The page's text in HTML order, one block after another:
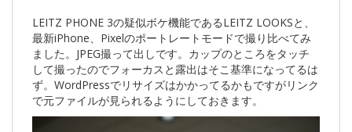
LEITZ PHONE 3の疑似ボケ機能であるLEITZ LOOKSと、
最新iPhone、Pixelのポートレートモードで撮り比べてみ
ました。JPEG撮って出しです。カップのところをタッチ
して撮ったのでフォーカスと露出はそこ基準になってるは
ず。WordPressでリサイズはかかってるかもですがリンク
で元ファイルが見られるようにしておきます。